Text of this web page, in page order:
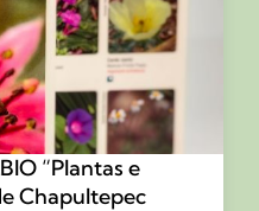
“Plantas e
Chapultepec